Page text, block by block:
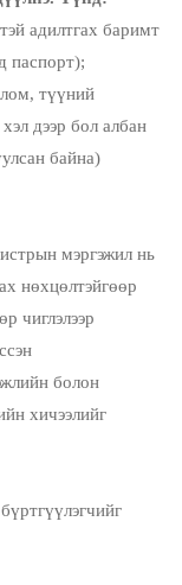
баримт
паспорт);
түүний
дээр бол албан
байна)
мэргэжил нь
нөхцөлтэйгөөр
чиглэлээр
болон
хичээлийг